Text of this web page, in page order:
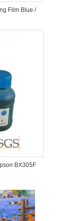
Film Blue /
BX305F